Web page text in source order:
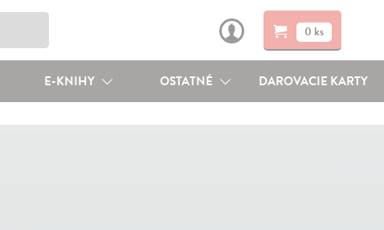
0 ks
E-KNIHY OSTATNÉ DAROVACIE KARTY